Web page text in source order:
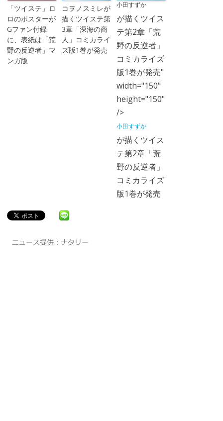
「ツイステ」ロ
ロのポスターが
Gファン付録
に、表紙は「荒
野の反逆者」マ
ンガ版
コヲノスミレが
描くツイステ第
3章「深海の商
人」コミカライ
ズ版1巻が発売
小田すずか
が描くツイス
テ第2章「荒
野の反逆者」
コミカライズ
版1巻が発売"
width="150"
height="150"
/>
小田すずか
が描くツイス
テ第2章「荒
野の反逆者」
コミカライズ
版1巻が発売